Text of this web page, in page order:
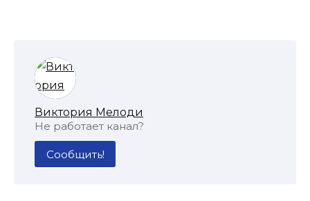
Виктория Мелоди
Не работает канал?
Сообщить!